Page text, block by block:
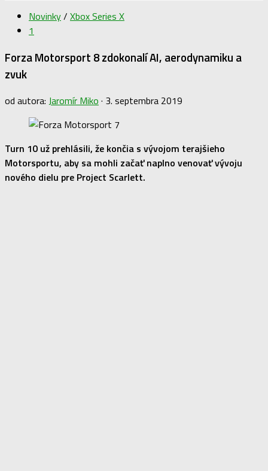
Novinky/ Xbox Series X
1
Forza Motorsport 8 zdokonalí AI, aerodynamiku a
zvuk
od autora: Jaromír Miko · 3. septembra 2019
Turn 10 už prehlásili, že končia s vývojom terajšieho
Motorsportu, aby sa mohli začať naplno venovať vývoju
nového dielu pre Project Scarlett.